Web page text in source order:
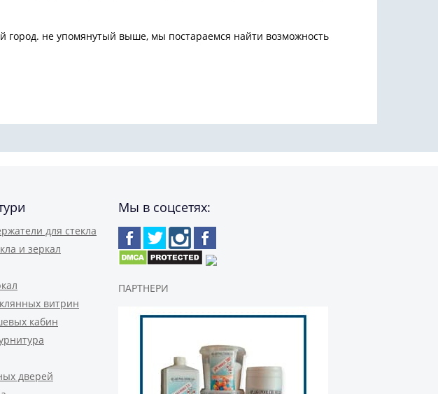
город. не упомянутый выше, мы постараемся найти возможность
для стекла
и зеркал
витрин
кабин
дверей
Мы в соцсетях:
ПАРТНЕРИ